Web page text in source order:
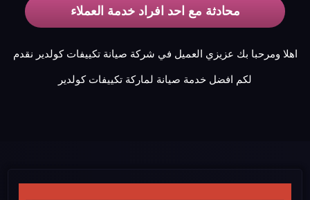
محادثة مع احد افراد خدمة العملاء
اهلا ومرحبا بك عزيزي العميل في شركة صيانة تكييفات كولدير نقدم
لكم افضل خدمة صيانة لماركة تكييفات كولدير